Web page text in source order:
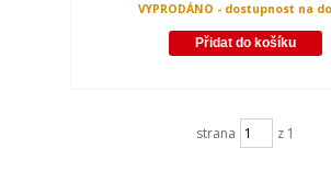
VYPRODÁNO - dostupnost na
Přidat do košíku
strana z 1